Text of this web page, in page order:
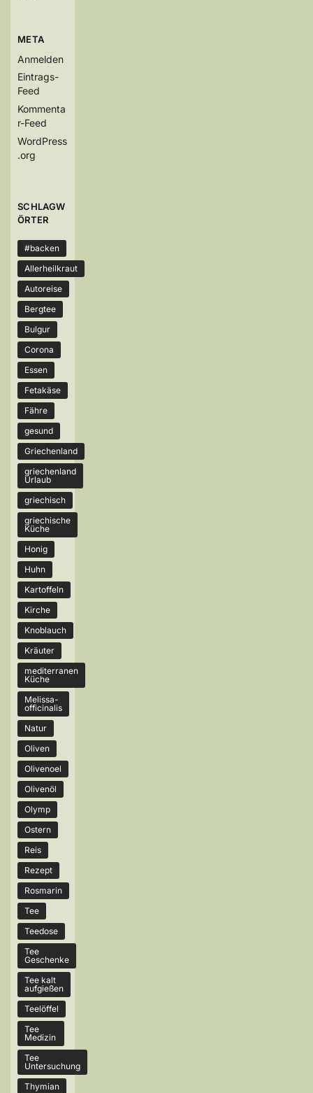
META
Anmelden
Eintrags-
Feed
Kommenta
r-Feed
WordPress
.org
SCHLAGW
ÖRTER
#backen
Allerheilkraut
Autoreise
Bergtee
Bulgur
Corona
Essen
Fetakäse
Fähre
gesund
Griechenland
griechenland
Urlaub
griechisch
griechische
Küche
Honig
Huhn
Kartoffeln
Kirche
Knoblauch
Kräuter
mediterranen
Küche
Melissa-
officinalis
Natur
Oliven
Olivenoel
Olivenöl
Olymp
Ostern
Reis
Rezept
Rosmarin
Tee
Teedose
Tee
Geschenke
Tee kalt
aufgießen
Teelöffel
Tee
Medizin
Tee
Untersuchung
Thymian